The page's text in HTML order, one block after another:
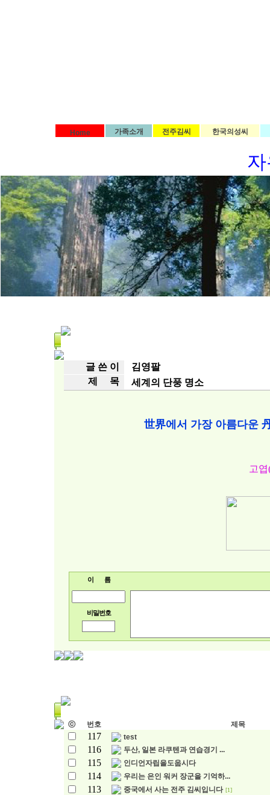
Home 가족소개 전주김씨 한국의성씨
글 쓴 이
김영팔
제 목
세계의 단풍 명소
世界에서 가장 아름다운
고
이 름
비밀번호
ⓒ 번호 제목
117 test
116 두산, 일본 라쿠텐과 연습경기 ...
115 인디언자립을도웁시다
114 우리는 은인 워커 장군을 기억하...
113 중국에서 사는 전주 김씨입니다 [1]